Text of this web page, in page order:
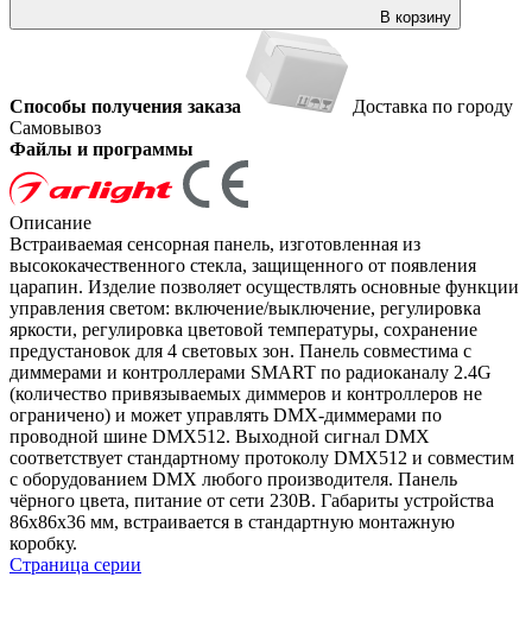
В корзину
Способы получения заказа
Доставка по городу
Самовывоз
Файлы и программы
Описание
Встраиваемая сенсорная панель, изготовленная из
высококачественного стекла, защищенного от появления
царапин. Изделие позволяет осуществлять основные функции
управления светом: включение/выключение, регулировка
яркости, регулировка цветовой температуры, сохранение
предустановок для 4 световых зон. Панель совместима с
диммерами и контроллерами SMART по радиоканалу 2.4G
(количество привязываемых диммеров и контроллеров не
ограничено) и может управлять DMX-диммерами по
проводной шине DMX512. Выходной сигнал DMX
соответствует стандартному протоколу DMX512 и совместим
с оборудованием DMX любого производителя. Панель
чёрного цвета, питание от сети 230В. Габариты устройства
86х86х36 мм, встраивается в стандартную монтажную
коробку.
Страница серии